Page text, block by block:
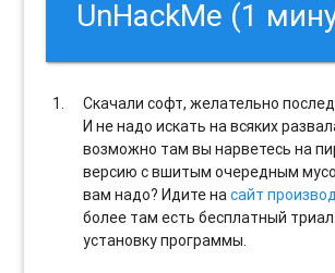
UnHackMe (1
Скачали софт, желательно
И не надо искать на всяких
возможно там вы нарветесь на
версию с вшитым очередным
вам надо? Идите насайт
более там есть бесплатный
установку программы.